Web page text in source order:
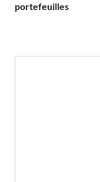
portefeuilles